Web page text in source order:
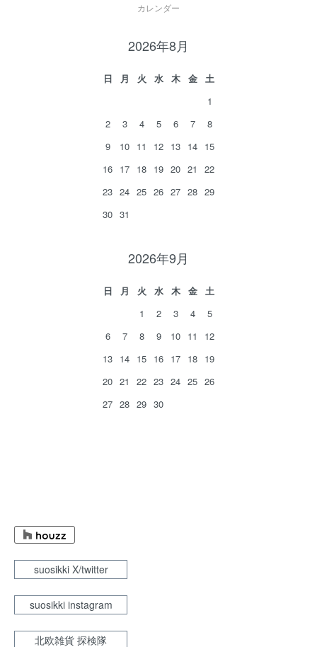
カレンダー
2026年8月
日 月 火 水 木 金
土
1
2
3 4 5 6 7
8
9
10 11 12 13 14 15
16 17 18 19 20 21
22
23 24 25 26 27 28 29
30 31
2026年9月
日 月 火 水 木 金
土
1
2 3 4
5
6
7 8 9 10 11
12
13 14 15 16 17 18 19
20 21 22 23 24 25 26
27 28 29 30
suosikki X/twitter
suosikki instagram
北欧雑貨 探検隊